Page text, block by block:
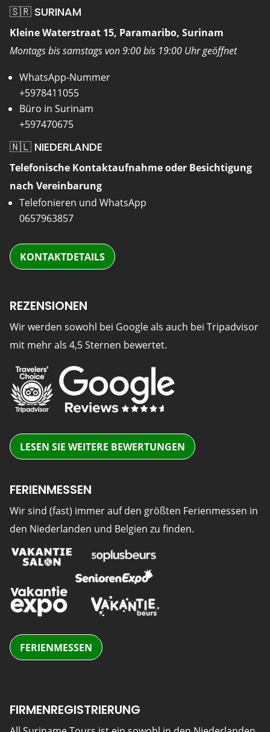
🇸🇷 SURINAM
Kleine Waterstraat 15, Paramaribo, Surinam
Montags bis samstags von 9:00 bis 19:00 Uhr geöffnet
WhatsApp-Nummer
+5978411055
Büro in Surinam
+597470675
🇳🇱 NIEDERLANDE
Telefonische Kontaktaufnahme oder Besichtigung
nach Vereinbarung
Telefonieren und WhatsApp
0657963857
KONTAKTDETAILS
REZENSIONEN
Wir werden sowohl bei Google als auch bei Tripadvisor
mit mehr als 4,5 Sternen bewertet.
LESEN SIE WEITERE BEWERTUNGEN
FERIENMESSEN
Wir sind (fast) immer auf den größten Ferienmessen in
den Niederlanden und Belgien zu finden.
FERIENMESSEN
FIRMENREGISTRIERUNG